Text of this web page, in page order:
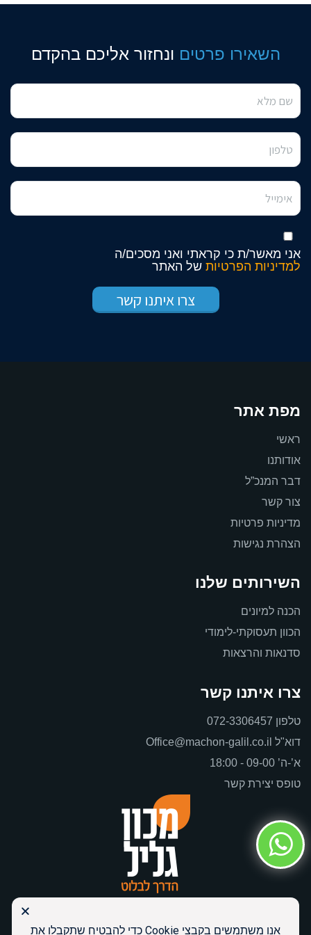
השאירו פרטים ונחזור אליכם בהקדם
אני מאשר/ת כי קראתי ואני מסכים/ה
למדיניות הפרטיות של האתר
מפת אתר
ראשי
אודותנו
דבר המנכ”ל
צור קשר
מדיניות פרטיות
הצהרת נגישות
השירותים שלנו
הכנה למיונים
הכוון תעסוקתי-לימודי
סדנאות והרצאות
צרו איתנו קשר
טלפון 072-3306457
דוא"ל Office@machon-galil.co.il
א’-ה’ 09-00 - 18:00
טופס יצירת קשר
אנו משתמשים בקבצי Cookie כדי להבטיח שתקבלו את